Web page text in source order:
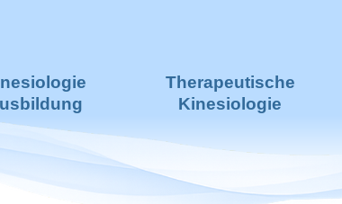
Therapeutische
Kinesiologie